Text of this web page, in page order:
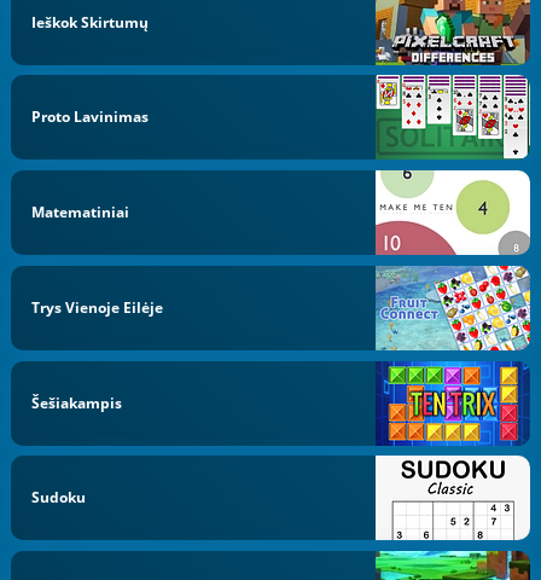
Ieškok Skirtumų
Proto Lavinimas
Matematiniai
Trys Vienoje Eilėje
Šešiakampis
Sudoku